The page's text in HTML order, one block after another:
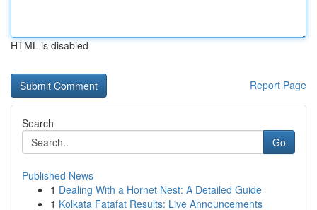
HTML is disabled
Report Page
Search
Go
Published News
1 Dealing With a Hornet Nest: A Detailed Guide
1 Kolkata Fatafat Results: Live Announcements